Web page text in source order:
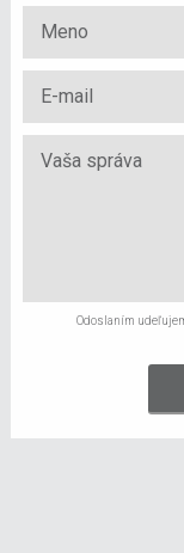
Odoslaním